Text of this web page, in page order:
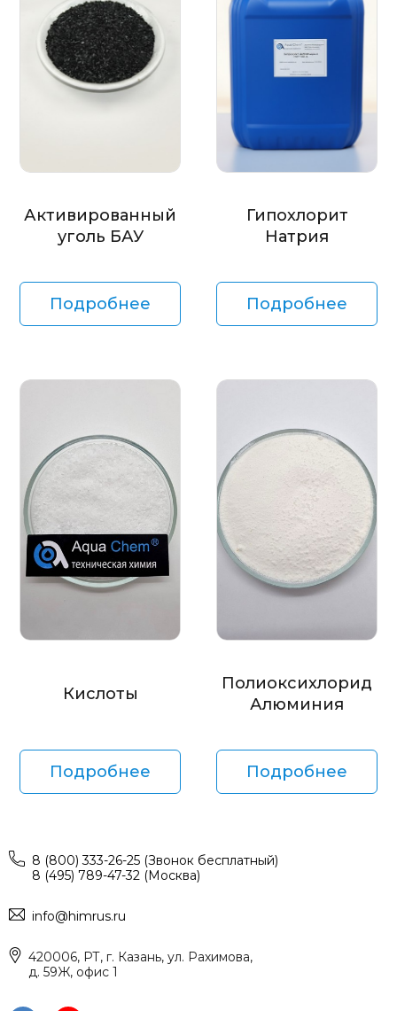
Активированный
уголь БАУ
Подробнее
Гипохлорит
Натрия
Подробнее
Кислоты
Подробнее
Полиоксихлорид
Алюминия
Подробнее
8 (800) 333-26-25 (Звонок бесплатный)
8 (495) 789-47-32 (Москва)
info@himrus.ru
420006, РТ, г. Казань, ул. Рахимова,
д. 59Ж, офис 1